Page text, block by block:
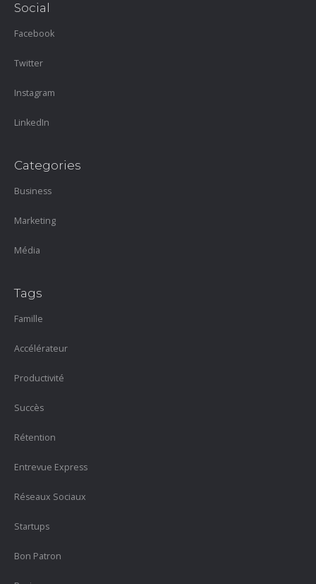
Social
Facebook
Twitter
Instagram
LinkedIn
Categories
Business
Marketing
Média
Tags
Famille
Accélérateur
Productivité
Succès
Rétention
Entrevue Express
Réseaux Sociaux
Startups
Bon Patron